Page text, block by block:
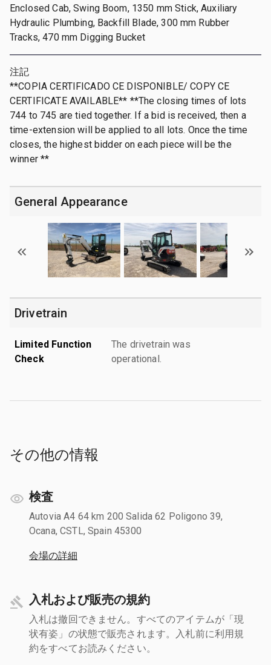
Enclosed Cab, Swing Boom, 1350 mm Stick, Auxiliary
Hydraulic Plumbing, Backfill Blade, 300 mm Rubber
Tracks, 470 mm Digging Bucket
注記
**COPIA CERTIFICADO CE DISPONIBLE/ COPY CE
CERTIFICATE AVAILABLE** **The closing times of lots
744 to 745 are tied together. If a bid is received, then a
time-extension will be applied to all lots. Once the time
closes, the highest bidder on each piece will be the
winner **
General Appearance
Drivetrain
Limited Function
Check
The drivetrain was
operational.
その他の情報
検査
Autovia A4 64 km 200 Salida 62 Poligono 39,
Ocana, CSTL, Spain 45300
会場の詳細
入札および販売の規約
入札は撤回できません。すべてのアイテムが「現
状有姿」の状態で販売されます。入札前に利用規
約をすべてお読みください。